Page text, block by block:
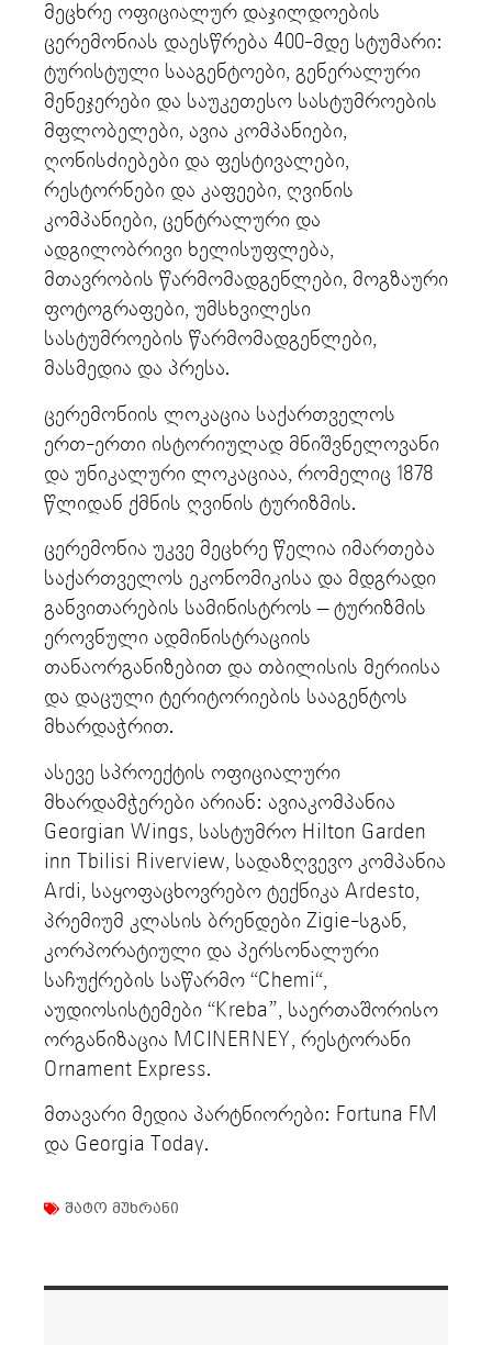
მეცხრე ოფიციალურ დაჯილდოების
ცერემონიას დაესწრება 400-მდე სტუმარი:
ტურისტული სააგენტოები, გენერალური
მენეჯერები და საუკეთესო სასტუმროების
მფლობელები, ავია კომპანიები,
ღონისძიებები და ფესტივალები,
რესტორნები და კაფეები, ღვინის
კომპანიები, ცენტრალური და
ადგილობრივი ხელისუფლება,
მთავრობის წარმომადგენლები, მოგზაური
ფოტოგრაფები, უმსხვილესი
სასტუმროების წარმომადგენლები,
მასმედია და პრესა.
ცერემონიის ლოკაცია საქართველოს
ერთ-ერთი ისტორიულად მნიშვნელოვანი
და უნიკალური ლოკაციაა, რომელიც 1878
წლიდან ქმნის ღვინის ტურიზმის.
ცერემონია უკვე მეცხრე წელია იმართება
საქართველოს ეკონომიკისა და მდგრადი
განვითარების სამინისტროს – ტურიზმის
ეროვნული ადმინისტრაციის
თანაორგანიზებით და თბილისის მერიისა
და დაცული ტერიტორიების სააგენტოს
მხარდაჭრით.
ასევე სპროექტის ოფიციალური
მხარდამჭერები არიან: ავიაკომპანია
Georgian Wings, სასტუმრო Hilton Garden
inn Tbilisi Riverview, სადაზღვევო კომპანია
Ardi, საყოფაცხოვრებო ტექნიკა Ardesto,
პრემიუმ კლასის ბრენდები Zigie-სგან,
კორპორატიული და პერსონალური
საჩუქრების საწარმო “Chemi“,
აუდიოსისტემები “Kreba”, საერთაშორისო
ორგანიზაცია MCINERNEY, რესტორანი
Ornament Express.
მთავარი მედია პარტნიორები: Fortuna FM
და Georgia Today.
შატო მუხრანი